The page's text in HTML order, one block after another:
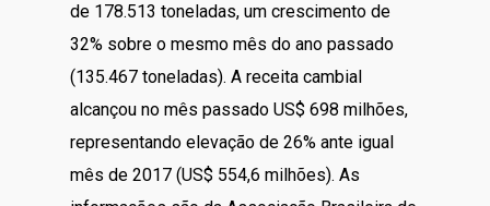
de 178.513 toneladas, um crescimento de
32% sobre o mesmo mês do ano passado
(135.467 toneladas). A receita cambial
alcançou no mês passado US$ 698 milhões,
representando elevação de 26% ante igual
mês de 2017 (US$ 554,6 milhões). As